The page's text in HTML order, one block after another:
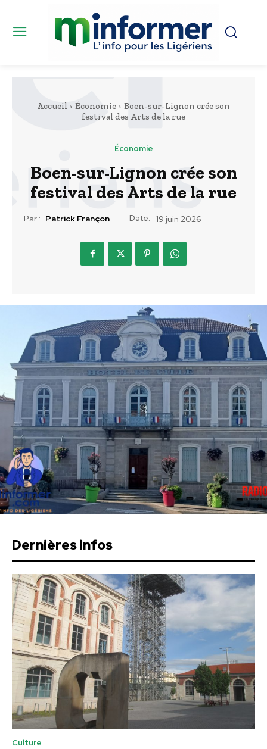
Accueil Économie
Boen-sur-Lignon crée son
festival des Arts de la rue
Économie
Boen-sur-Lignon crée son
festival des Arts de la rue
Par : Patrick Françon Date: 19 juin 2026
Dernières infos
Culture